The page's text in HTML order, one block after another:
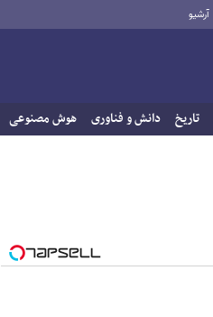
آرشیو
تاریخ دانش و فناوری هوش مصنوعی